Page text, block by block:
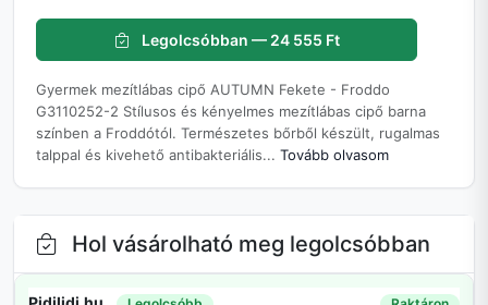
Legolcsóbban — 24 555 Ft
Gyermek mezítlábas cipő AUTUMN Fekete - Froddo
G3110252-2 Stílusos és kényelmes mezítlábas cipő barna
színben a Froddótól. Természetes bőrből készült, rugalmas
talppal és kivehető antibakteriális... Tovább olvasom
Hol vásárolható meg legolcsóbban